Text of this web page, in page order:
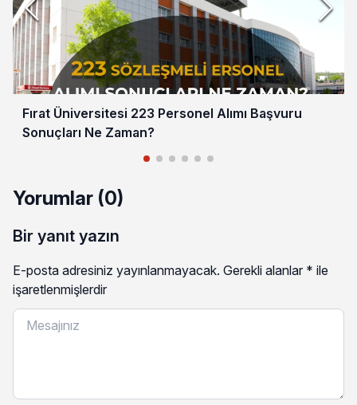
Fırat Üniversitesi 223 Personel Alımı Başvuru
Sonuçları Ne Zaman?
Yorumlar (0)
Bir yanıt yazın
E-posta adresiniz yayınlanmayacak. Gerekli alanlar * ile
işaretlenmişlerdir